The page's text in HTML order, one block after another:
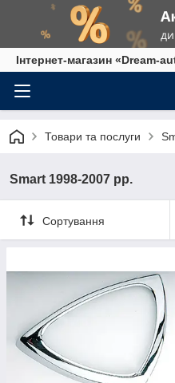
Інтернет-магазин «Dream-
Товари та послуги
Smart 1998-2007 рр.
Сортування